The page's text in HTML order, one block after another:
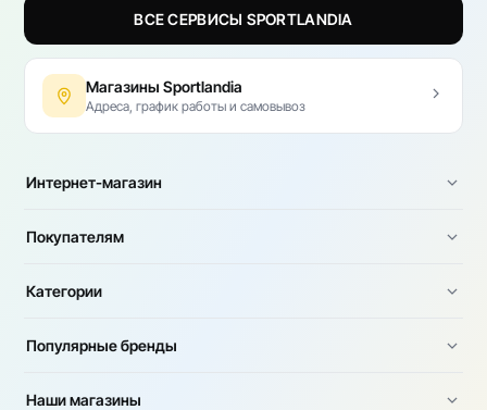
ВСЕ СЕРВИСЫ SPORTLANDIA
Магазины Sportlandia
Адреса, график работы и самовывоз
Интернет-магазин
Покупателям
Категории
Популярные бренды
Наши магазины